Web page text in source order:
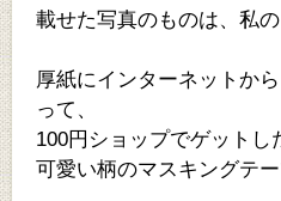
載せた写真のものは、私の
厚紙にインターネットか
って、
100円ショップでゲットし
可愛い柄のマスキングテ